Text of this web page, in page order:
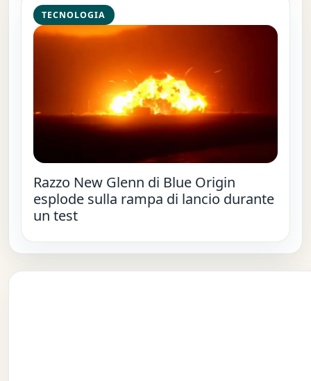
TECNOLOGIA
Razzo New Glenn di Blue Origin
esplode sulla rampa di lancio durante
un test